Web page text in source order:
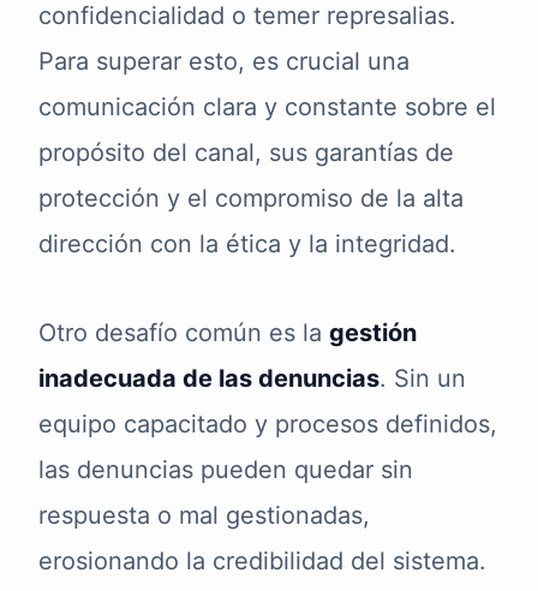
confidencialidad o temer represalias.
Para superar esto, es crucial una
comunicación clara y constante sobre el
propósito del canal, sus garantías de
protección y el compromiso de la alta
dirección con la ética y la integridad.
Otro desafío común es la gestión
inadecuada de las denuncias. Sin un
equipo capacitado y procesos definidos,
las denuncias pueden quedar sin
respuesta o mal gestionadas,
erosionando la credibilidad del sistema.